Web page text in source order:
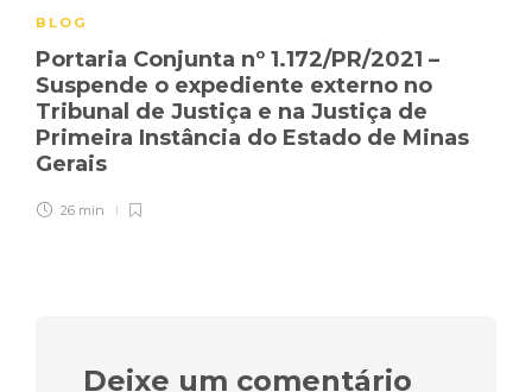
BLOG
Portaria Conjunta nº 1.172/PR/2021 –
Suspende o expediente externo no
Tribunal de Justiça e na Justiça de
Primeira Instância do Estado de Minas
Gerais
26 min
Deixe um comentário